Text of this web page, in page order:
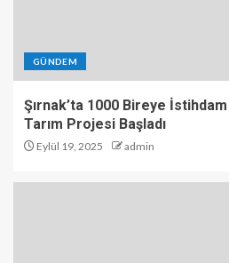
GÜNDEM
Şırnak’ta 1000 Bireye
Tarım Projesi Başladı
Eylül 19, 2025 admin